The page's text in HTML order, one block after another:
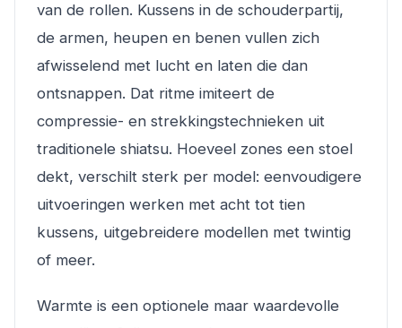
van de rollen. Kussens in de schouderpartij,
de armen, heupen en benen vullen zich
afwisselend met lucht en laten die dan
ontsnappen. Dat ritme imiteert de
compressie- en strekkingstechnieken uit
traditionele shiatsu. Hoeveel zones een stoel
dekt, verschilt sterk per model: eenvoudigere
uitvoeringen werken met acht tot tien
kussens, uitgebreidere modellen met twintig
of meer.
Warmte is een optionele maar waardevolle